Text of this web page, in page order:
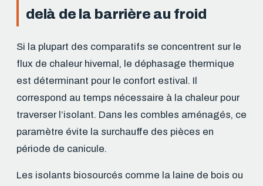
delà de la barrière au froid
Si la plupart des comparatifs se concentrent sur le
flux de chaleur hivernal, le déphasage thermique
est déterminant pour le confort estival. Il
correspond au temps nécessaire à la chaleur pour
traverser l’isolant. Dans les combles aménagés, ce
paramètre évite la surchauffe des pièces en
période de canicule.
Les isolants biosourcés comme la laine de bois ou